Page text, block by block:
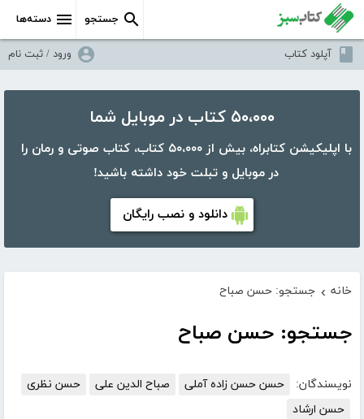
دسته‌ها جستجو
آپلود کتاب ورود / ثبت نام
۵۰،۰۰۰ کتاب در موبایل شما
با اپلیکیشن کتابراه، بیش از ۵۰،۰۰۰ کتاب، کتاب صوتی و رمان را
در موبایل و تبلت خود داشته باشید!
دانلود و نصب رایگان
خانه › جستجو: حسن صباح
جستجو: حسن صباح
نویسندگان: حسن حسن زاده آملی صباح الدین علی
حسن‌ نظری‌
حسن ارشاد